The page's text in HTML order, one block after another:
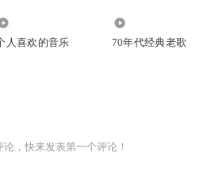
人喜欢的音乐 70年代经典老歌
论，快来发表第一个评论！